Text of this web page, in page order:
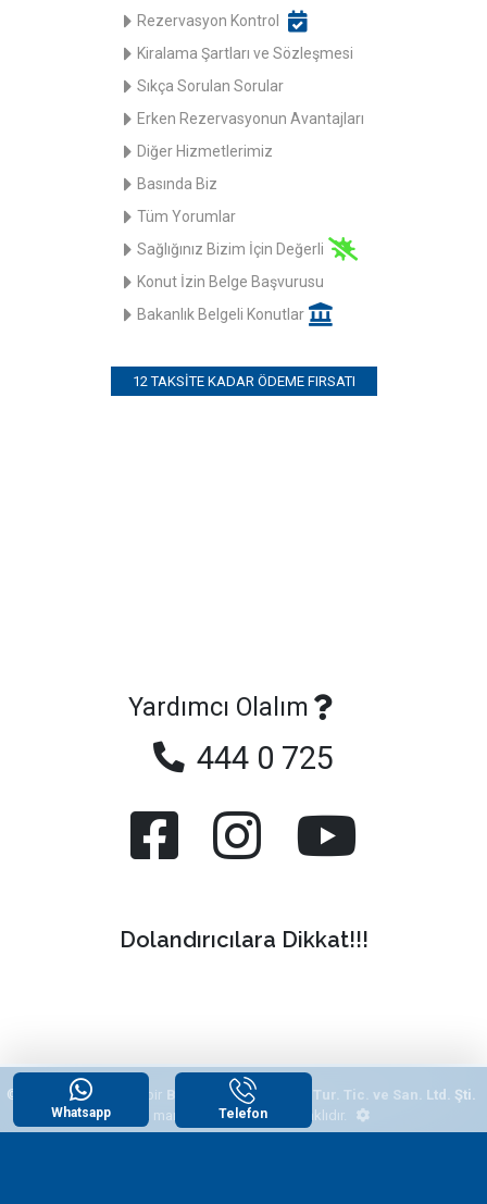
Rezervasyon Kontrol
Kiralama Şartları ve Sözleşmesi
Sıkça Sorulan Sorular
Erken Rezervasyonun Avantajları
Diğer Hizmetlerimiz
Basında Biz
Tüm Yorumlar
Sağlığınız Bizim İçin Değerli
Konut İzin Belge Başvurusu
Bakanlık Belgeli Konutlar
12 TAKSITE KADAR ÖDEME FIRSATI
Yardımcı Olalım
444 0 725
Dolandırıcılara Dikkat!!!
© 2026 "Yazlikcim" , bir Begonvil Grup Emlak Tur. Tic. ve San. Ltd. Şti.
tescilli markasıdır. Tüm hakları saklıdır.
Whatsapp Telefon